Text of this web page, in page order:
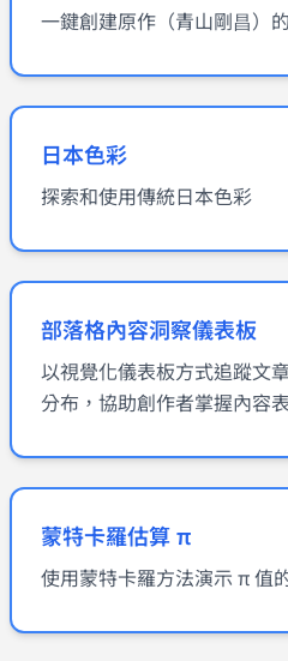
一鍵創建原作（青山剛昌）
日本色彩
探索和使用傳統日本色彩
部落格內容洞察儀表板
以視覺化儀表板方式追蹤文
分布，協助創作者掌握內容
蒙特卡羅估算 π
使用蒙特卡羅方法演示 π 值